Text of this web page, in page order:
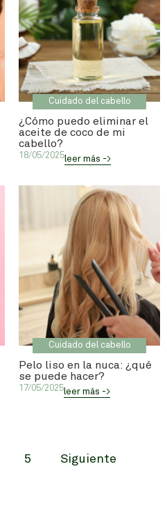
Cuidado del cabello
¿Cómo puedo eliminar el
aceite de coco de mi
cabello?
18/05/2025leer más ->
Cuidado del cabello
Pelo liso en la nuca: ¿qué
se puede hacer?
17/05/2025leer más ->
5 Siguiente